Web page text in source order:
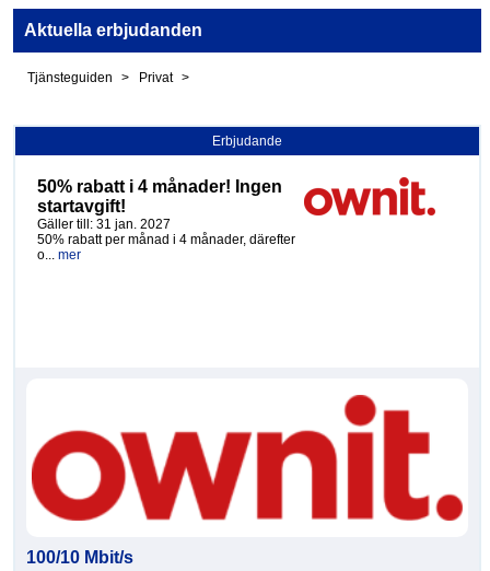
Aktuella erbjudanden
Tjänsteguiden Privat
Erbjudande
50% rabatt i 4 månader! Ingen
startavgift!
Gäller till: 31 jan. 2027
50% rabatt per månad i 4 månader, därefter
o... mer
100/10 Mbit/s